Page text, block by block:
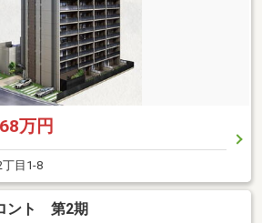
万円
目1-8
ント 第2期